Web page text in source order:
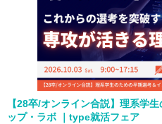
【28卒/オンライン合説】理系学
ップ・ラボ ｜type就活フェア